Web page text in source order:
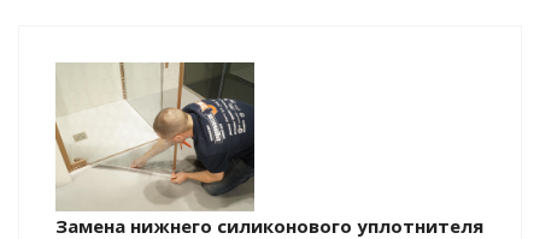
Замена нижнего силиконового уплотнителя